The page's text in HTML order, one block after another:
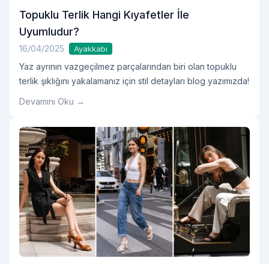
Topuklu Terlik Hangi Kıyafetler İle
Uyumludur?
16/04/2025 Ayakkabı
Yaz ayrının vazgeçilmez parçalarından biri olan topuklu
terlik şıklığını yakalamanız için stil detayları blog yazımızda!
Devamını Oku →